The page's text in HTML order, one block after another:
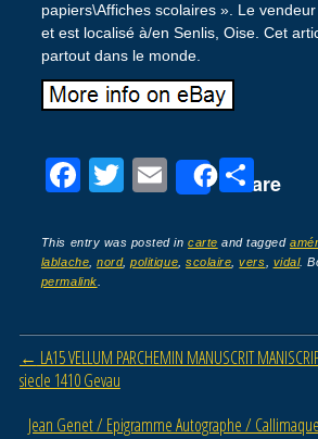
papiers\Affiches scolaires ». Le
et est localisé à/en Senlis, Oise. Cet
partout dans le monde.
F
c
e
o
o
k
T
tt
er
E
ail
Share
P
ta
g
This entry was posted incarte and tagged
lablache ,nord,politique ,scolaire ,vers vidal.
permalink
Post navigation
← LA15 VELLUM PARCHEMIN MANUSCRIT
siecle 1410 Gevau
Jean Genet / Epigramme Autographe /